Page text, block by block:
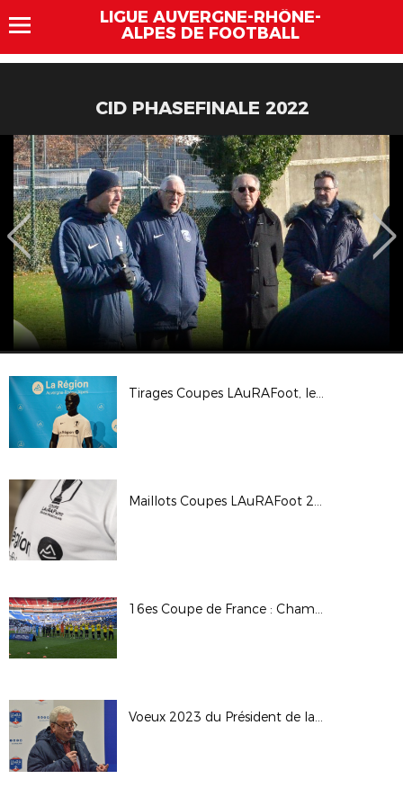
LIGUE AUVERGNE-RHÔNE-
ALPES DE FOOTBALL
CID PHASEFINALE 2022
Tirages Coupes LAuRAFoot, le 25 janvier 2023, Hôtel de Région à Lyon
Maillots Coupes LAuRAFoot 2023
16es Coupe de France : Chambéry SF / OL
Voeux 2023 du Président de la LAuRAFoot